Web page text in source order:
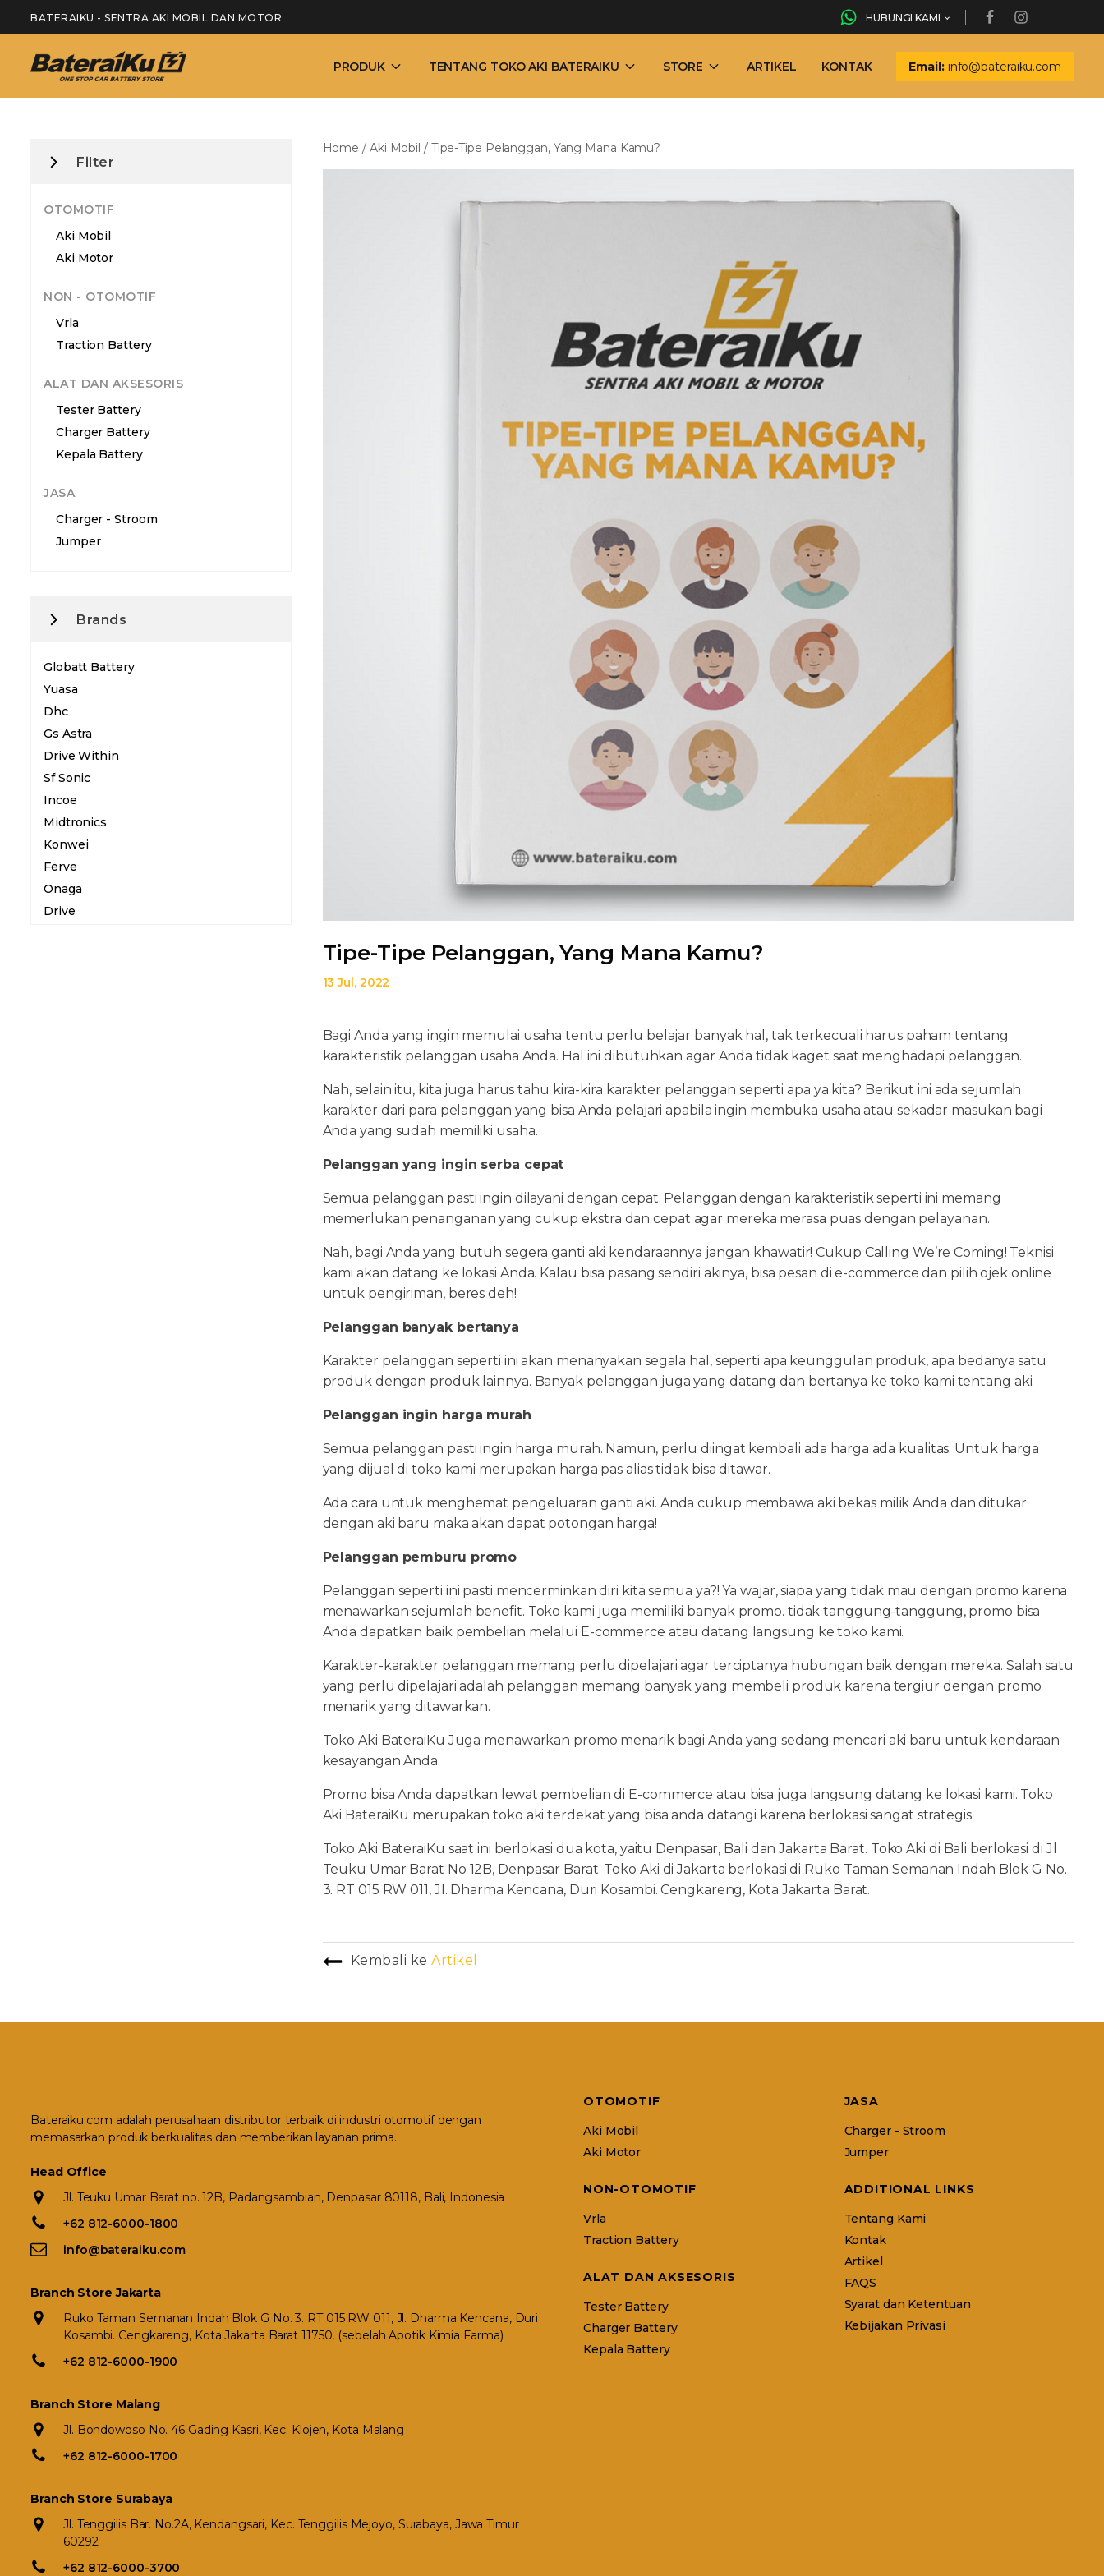
BATERAIKU - SENTRA AKI MOBIL DAN MOTOR HUBUNGI KAMI
PRODUK TENTANG TOKO AKI BATERAIKU STORE ARTIKEL KONTAK Email: info@bateraiku.com
Filter
OTOMOTIF
Aki Mobil
Aki Motor
NON - OTOMOTIF
Vrla
Traction Battery
ALAT DAN AKSESORIS
Tester Battery
Charger Battery
Kepala Battery
JASA
Charger - Stroom
Jumper
Brands
Globatt Battery
Yuasa
Dhc
Gs Astra
Drive Within
Sf Sonic
Incoe
Midtronics
Konwei
Ferve
Onaga
Drive
Home / Aki Mobil / Tipe-Tipe Pelanggan, Yang Mana Kamu?
Tipe-Tipe Pelanggan, Yang Mana Kamu?
13 Jul, 2022
Bagi Anda yang ingin memulai usaha tentu perlu belajar banyak hal, tak terkecuali harus paham tentang
karakteristik pelanggan usaha Anda. Hal ini dibutuhkan agar Anda tidak kaget saat menghadapi pelanggan.
Nah, selain itu, kita juga harus tahu kira-kira karakter pelanggan seperti apa ya kita? Berikut ini ada sejumlah
karakter dari para pelanggan yang bisa Anda pelajari apabila ingin membuka usaha atau sekadar masukan bagi
Anda yang sudah memiliki usaha.
Pelanggan yang ingin serba cepat
Semua pelanggan pasti ingin dilayani dengan cepat. Pelanggan dengan karakteristik seperti ini memang
memerlukan penanganan yang cukup ekstra dan cepat agar mereka merasa puas dengan pelayanan.
Nah, bagi Anda yang butuh segera ganti aki kendaraannya jangan khawatir! Cukup Calling We’re Coming! Teknisi
kami akan datang ke lokasi Anda. Kalau bisa pasang sendiri akinya, bisa pesan di e-commerce dan pilih ojek online
untuk pengiriman, beres deh!
Pelanggan banyak bertanya
Karakter pelanggan seperti ini akan menanyakan segala hal, seperti apa keunggulan produk, apa bedanya satu
produk dengan produk lainnya. Banyak pelanggan juga yang datang dan bertanya ke toko kami tentang aki.
Pelanggan ingin harga murah
Semua pelanggan pasti ingin harga murah. Namun, perlu diingat kembali ada harga ada kualitas. Untuk harga
yang dijual di toko kami merupakan harga pas alias tidak bisa ditawar.
Ada cara untuk menghemat pengeluaran ganti aki. Anda cukup membawa aki bekas milik Anda dan ditukar
dengan aki baru maka akan dapat potongan harga!
Pelanggan pemburu promo
Pelanggan seperti ini pasti mencerminkan diri kita semua ya?! Ya wajar, siapa yang tidak mau dengan promo karena
menawarkan sejumlah benefit. Toko kami juga memiliki banyak promo. tidak tanggung-tanggung, promo bisa
Anda dapatkan baik pembelian melalui E-commerce atau datang langsung ke toko kami.
Karakter-karakter pelanggan memang perlu dipelajari agar terciptanya hubungan baik dengan mereka. Salah satu
yang perlu dipelajari adalah pelanggan memang banyak yang membeli produk karena tergiur dengan promo
menarik yang ditawarkan.
Toko Aki BateraiKu Juga menawarkan promo menarik bagi Anda yang sedang mencari aki baru untuk kendaraan
kesayangan Anda.
Promo bisa Anda dapatkan lewat pembelian di E-commerce atau bisa juga langsung datang ke lokasi kami. Toko
Aki BateraiKu merupakan toko aki terdekat yang bisa anda datangi karena berlokasi sangat strategis.
Toko Aki BateraiKu saat ini berlokasi dua kota, yaitu Denpasar, Bali dan Jakarta Barat. Toko Aki di Bali berlokasi di Jl
Teuku Umar Barat No 12B, Denpasar Barat. Toko Aki di Jakarta berlokasi di Ruko Taman Semanan Indah Blok G No.
3. RT 015 RW 011, Jl. Dharma Kencana, Duri Kosambi. Cengkareng, Kota Jakarta Barat.
Kembali keArtikel
Bateraiku.com adalah perusahaan distributor terbaik di industri otomotif dengan
memasarkan produk berkualitas dan memberikan layanan prima.
Head Office
Jl. Teuku Umar Barat no. 12B, Padangsambian, Denpasar 80118, Bali, Indonesia
+62 812-6000-1800
info@bateraiku.com
Branch Store Jakarta
Ruko Taman Semanan Indah Blok G No. 3. RT 015 RW 011, Jl. Dharma Kencana, Duri
Kosambi. Cengkareng, Kota Jakarta Barat 11750, (sebelah Apotik Kimia Farma)
+62 812-6000-1900
Branch Store Malang
Jl. Bondowoso No. 46 Gading Kasri, Kec. Klojen, Kota Malang
+62 812-6000-1700
Branch Store Surabaya
Jl. Tenggilis Bar. No.2A, Kendangsari, Kec. Tenggilis Mejoyo, Surabaya, Jawa Timur
60292
+62 812-6000-3700
OTOMOTIF
Aki Mobil
Aki Motor
NON-OTOMOTIF
Vrla
Traction Battery
ALAT DAN AKSESORIS
Tester Battery
Charger Battery
Kepala Battery
JASA
Charger - Stroom
Jumper
ADDITIONAL LINKS
Tentang Kami
Kontak
Artikel
FAQS
Syarat dan Ketentuan
Kebijakan Privasi